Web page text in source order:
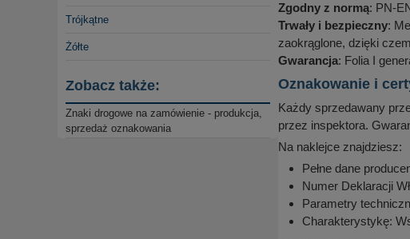
Trójkątne
Żółte
Zobacz także:
Znaki drogowe na zamówienie - produkcja,
sprzedaż oznakowania
Zgodny z normą: PN-
Trwały i bezpieczny:
zaokrąglone, dzięki
Gwarancja: Folia I
Oznakowanie i
Każdy sprzedawany
przez inspektora.
Na naklejce znajdziesz:
Pełne dane
Numer Deklaracji
Parametry
Charakterystykę: